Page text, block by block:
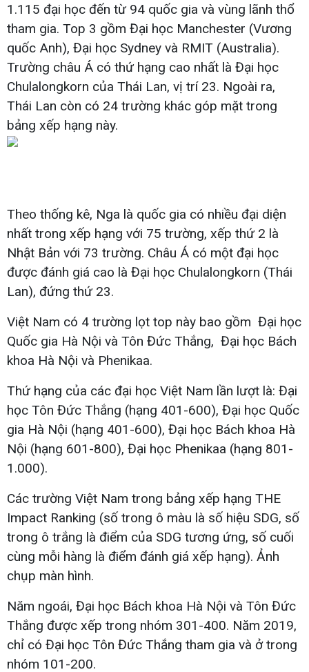
1.115 đại học đến từ 94 quốc gia và vùng lãnh thổ
tham gia. Top 3 gồm Đại học Manchester (Vương
quốc Anh), Đại học Sydney và RMIT (Australia).
Trường châu Á có thứ hạng cao nhất là Đại học
Chulalongkorn của Thái Lan, vị trí 23. Ngoài ra,
Thái Lan còn có 24 trường khác góp mặt trong
bảng xếp hạng này.
Theo thống kê, Nga là quốc gia có nhiều đại diện
nhất trong xếp hạng với 75 trường, xếp thứ 2 là
Nhật Bản với 73 trường. Châu Á có một đại học
được đánh giá cao là Đại học Chulalongkorn (Thái
Lan), đứng thứ 23.
Việt Nam có 4 trường lọt top này bao gồm Đại học
Quốc gia Hà Nội và Tôn Đức Thắng, Đại học Bách
khoa Hà Nội và Phenikaa.
Thứ hạng của các đại học Việt Nam lần lượt là: Đại
học Tôn Đức Thắng (hạng 401-600), Đại học Quốc
gia Hà Nội (hạng 401-600), Đại học Bách khoa Hà
Nội (hạng 601-800), Đại học Phenikaa (hạng 801-
1.000).
Các trường Việt Nam trong bảng xếp hạng THE
Impact Ranking (số trong ô màu là số hiệu SDG, số
trong ô trắng là điểm của SDG tương ứng, số cuối
cùng mỗi hàng là điểm đánh giá xếp hạng). Ảnh
chụp màn hình.
Năm ngoái, Đại học Bách khoa Hà Nội và Tôn Đức
Thắng được xếp trong nhóm 301-400. Năm 2019,
chỉ có Đại học Tôn Đức Thắng tham gia và ở trong
nhóm 101-200.